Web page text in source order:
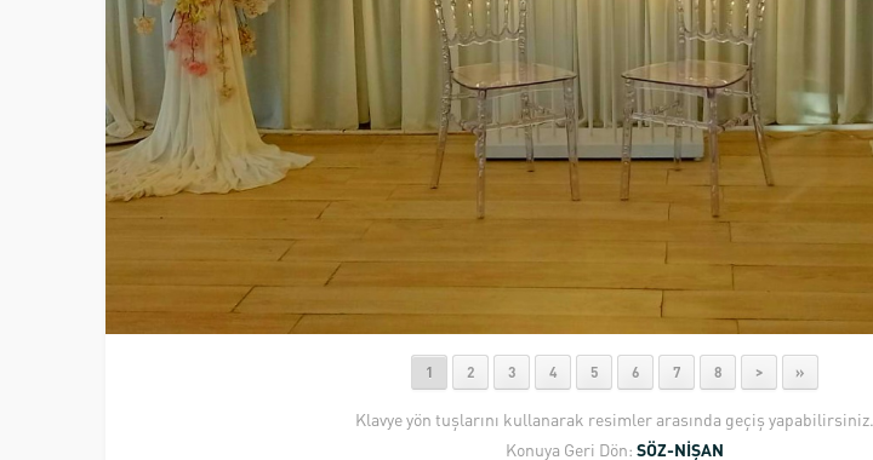
1 2 3 4 5 6 7 8 > »
Klavye yön tuşlarını kullanarak resimler arasında geçiş yapabilirsiniz.
Konuya Geri Dön: SÖZ-NİŞAN